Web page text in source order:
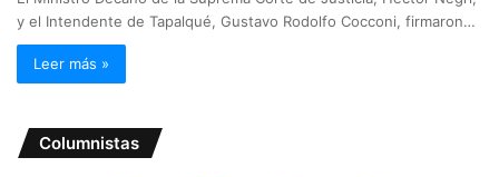
y el Intendente de Tapalqué, Gustavo Rodolfo Cocconi, firmaron…
Leer más »
Columnistas